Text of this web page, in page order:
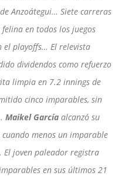
Anzoátegui… Siete carreras
en todos los juegos
el playoffs… El relevista
dividendos como refuerzo
limpia en 7.2 innings de
cinco imparables, sin
Maikel García alcanzó su
menos un imparable
El joven paleador registra
en sus últimos 21